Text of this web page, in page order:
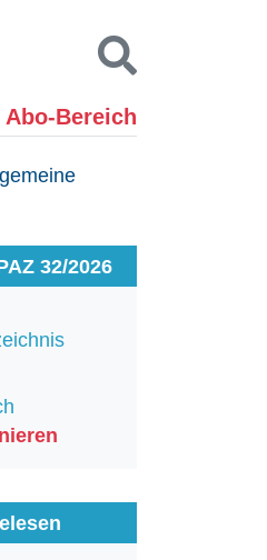
Abo-Bereich
Kontakt
32/2026